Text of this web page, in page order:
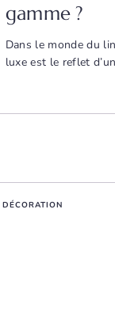
gamme ?
Dans le monde du
luxe est le reflet
DÉCORATION